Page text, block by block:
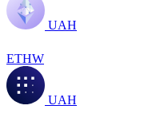
UAH
ETHW
UAH